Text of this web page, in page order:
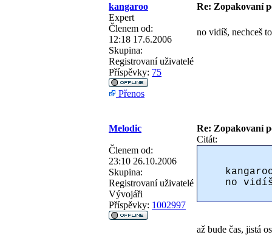
kangaroo
Re: Zopakovaní
Expert
Členem od:
12:18 17.6.2006
Skupina:
Registrovaní uživatelé
Příspěvky: 75
no vidíš, nechceš
Přenos
Melodic Re: Zopakovaní
Členem od:
23:10 26.10.2006
Skupina:
Registrovaní uživatelé
Vývojáři
Příspěvky: 1002997
Citát:
no
až bude čas, jistá